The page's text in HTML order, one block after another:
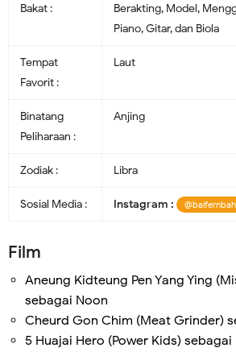
Bakat :
Berakting, Model,
Piano, Gitar, dan Biola
Tempat
Favorit :
Laut
Binatang
Peliharaan :
Anjing
Zodiak : Libra
Sosial Media : Instagram : @baifernbah
Film
Aneung Kidteung Pen Yang Ying
sebagai Noon
Cheurd Gon Chim (Meat Grinder)
5 Huajai Hero (Power Kids) sebagai